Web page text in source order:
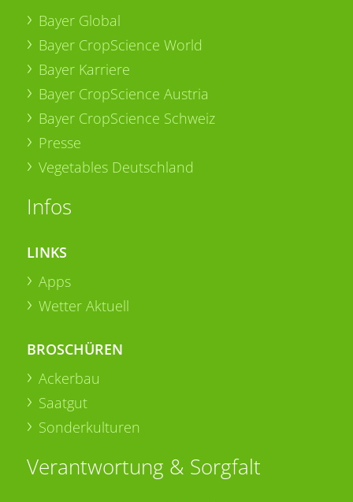
Bayer Global
Bayer CropScience World
Bayer Karriere
Bayer CropScience Austria
Bayer CropScience Schweiz
Presse
Vegetables Deutschland
Infos
LINKS
Apps
Wetter Aktuell
BROSCHÜREN
Ackerbau
Saatgut
Sonderkulturen
Verantwortung & Sorgfalt